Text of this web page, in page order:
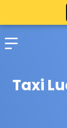
Taxi